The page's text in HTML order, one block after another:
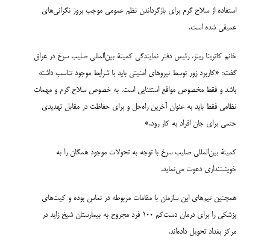
استفاده از سلاح گرم برای بازگرداندن نظم عمومی موجب بروز نگرانی‌های
عمیقی شده است.
خانم کاترینا ریتز، رئیس دفتر نمایندگی کمیتۀ بین‌المللی صلیب سرخ در عراق
گفت: «کاربرد زور توسط نیروهای امنیتی باید با شرایط موجود تناسب داشته
باشد و فقط مخصوص مواقع استثنایی است. به خصوص سلاح گرم و مهمات
نظامی فقط باید به عنوان آخرین راه‌حل و برای حفاظت در مقابل تهدیدی
حتمی برای جان افراد به کار رود.»
کمیتۀ بین‌المللی صلیب سرخ با توجه به تحولات موجود همگان را به
خویشتنداری دعوت می‌نماید.
همچنین تیم‌های این سازمان با مقامات مربوطه در تماس بوده و کیت‌های
پزشکی را برای درمان دست‌کم 100 فرد مجروح به بیمارستان شیخ زاید در
مرکز بغداد تحویل داده‌اند.